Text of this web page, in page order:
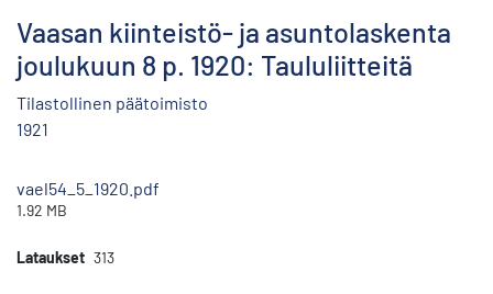
Vaasan kiinteistö- ja asuntolaskenta
joulukuun 8 p. 1920: Taululiitteitä
Tilastollinen päätoimisto
1921
vael54_5_1920.pdf
1.92 MB
Lataukset 313